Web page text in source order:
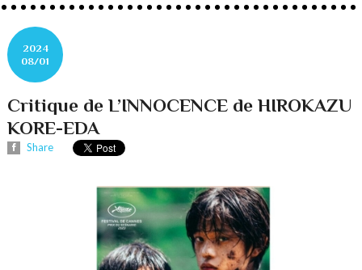
2024
08/01
Critique de L’INNOCENCE de HIROKAZU
KORE-EDA
Share